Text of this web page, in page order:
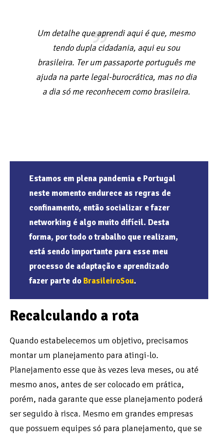
Um detalhe que aprendi aqui é que, mesmo
tendo dupla cidadania, aqui eu sou
brasileira. Ter um passaporte português me
ajuda na parte legal-burocrática, mas no dia
a dia só me reconhecem como brasileira.
Estamos em plena pandemia e Portugal
neste momento endurece as regras de
confinamento, então socializar e fazer
networking é algo muito difícil. Desta
forma, por todo o trabalho que realizam,
está sendo importante para esse meu
processo de adaptação e aprendizado
fazer parte do BrasileiroSou.
Recalculando a rota
Quando estabelecemos um objetivo, precisamos
montar um planejamento para atingi-lo.
Planejamento esse que às vezes leva meses, ou até
mesmo anos, antes de ser colocado em prática,
porém, nada garante que esse planejamento poderá
ser seguido à risca. Mesmo em grandes empresas
que possuem equipes só para planejamento, que se